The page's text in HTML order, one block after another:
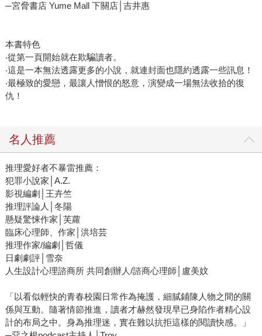
─宮脅書店 Yume Mall 下關店│吉井惠
本書特色
‧從第一頁開始就在欺騙讀者。
‧這是一本無法透露更多的小說，就連封面也隱約透露一些訊息！
‧最極致的愛戀，最讓人憎恨的怒意，演變成一場無法收拾的復
仇！
名人推薦
推理愛好者不暴雷推薦：
犯罪小說家│A.Z.
影視編劇│王卉竺
推理評論人│冬陽
懸疑驚悚作家│芙蘿
臨床心理師、作家│洪培芸
推理作家/編劇│哲儀
日劇劇評│雪奈
人生設計心理諮商所 共同創辦人/諮商心理師│盧美妏
「以看似輕快的青春校園日常作為掩護，細膩鋪陳人物之間的關
係與互動。隨著情節推進，讀者才赫然發現早已身陷作者精心設
計的布局之中。身為推理迷，實在難以抗拒這樣的閱讀快感。」